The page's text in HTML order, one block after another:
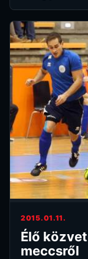
2015.01.11.
Élő
meccsről